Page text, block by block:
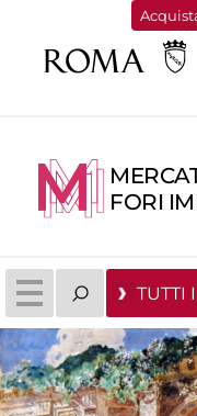
FORI
TUTTI